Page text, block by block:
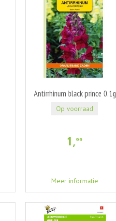
Antirrhinum black prince 0.1g
1,99
Meer informatie
Op voorraad